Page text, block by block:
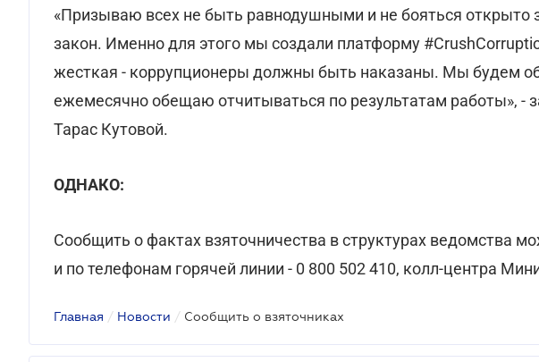
«Призываю всех не быть равнодушными и не бояться открыто
закон. Именно для этого мы создали платформу
жесткая - коррупционеры должны быть наказаны. Мы будем
ежемесячно обещаю отчитываться по результатам работы», -
Тарас Кутовой.
ОДНАКО:
Сообщить о фактах взяточничества в структурах ведомства
и по телефонам горячей линии - 0 800 502 410, колл-центра
Главная / Новости / Сообщить о взяточниках